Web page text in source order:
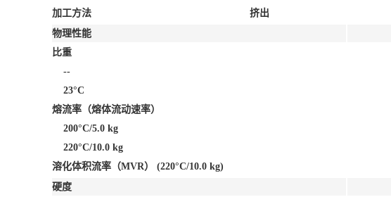
加工方法
挤出
物理性能
比重
--
23°C
熔流率（熔体流动速率）
200°C/5.0 kg
220°C/10.0 kg
溶化体积流率（MVR） (220°C/10.0 kg)
硬度